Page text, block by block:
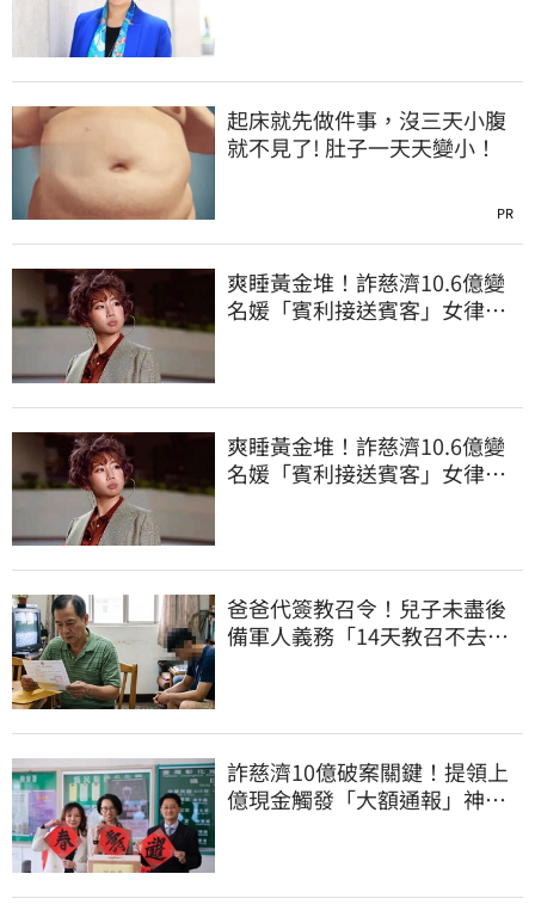
起床就先做件事，沒三天小腹
就不見了! 肚子一天天變小！
PR
爽睡黃金堆！詐慈濟10.6億變
名媛「賓利接送賓客」女律師
爽睡黃金堆！詐慈濟10.6億變
名媛「賓利接送賓客」女律師
爸爸代簽教召令！兒子未盡後
備軍人義務「14天教召不去」
詐慈濟10億破案關鍵！提領上
億現金觸發「大額通報」神鬼